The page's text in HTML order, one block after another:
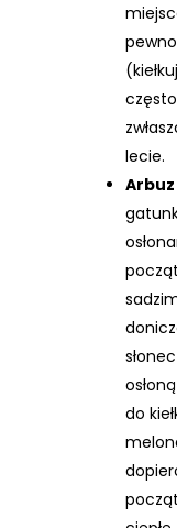
lecie.
do